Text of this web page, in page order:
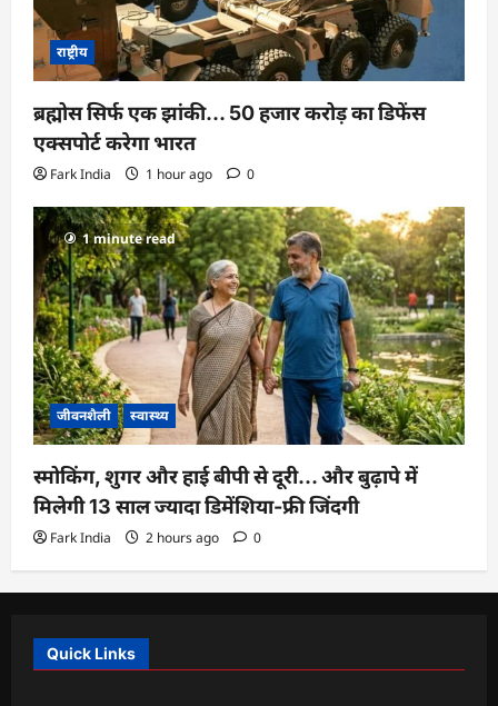
राष्ट्रीय
ब्रह्मोस सिर्फ एक झांकी… 50 हजार करोड़ का डिफेंस
एक्सपोर्ट करेगा भारत
Fark India 1 hour ago 0
1 minute read
जीवनशैली स्वास्थ्य
स्मोकिंग, शुगर और हाई बीपी से दूरी… और बुढ़ापे में
मिलेगी 13 साल ज्यादा डिमेंशिया-फ्री जिंदगी
Fark India 2 hours ago 0
Quick Links